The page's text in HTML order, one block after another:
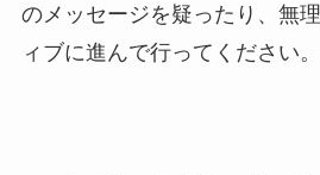
のメッセージを疑ったり、無
ィブに進んで行ってください。